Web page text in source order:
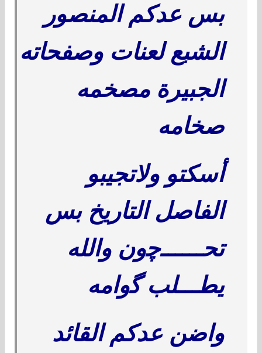
بس عدكم المنصور
الشبع لعنات وصفحاته
الجبيرة مصخمه
صخامه
أسكتو ولاتجيبو
الفاصل التاريخ بس
تحــــــﭼون والله
يطـــلبﮔوامه
واضن عدكم القائد